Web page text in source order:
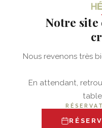
Notre site
Nous revenons très
En attendant,